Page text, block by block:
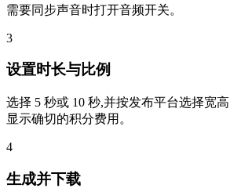
需要同步声音时打开音频开关。
3
设置时长与比例
选择 5 秒或 10 秒,并按发布平台选择宽
显示确切的积分费用。
4
生成并下载